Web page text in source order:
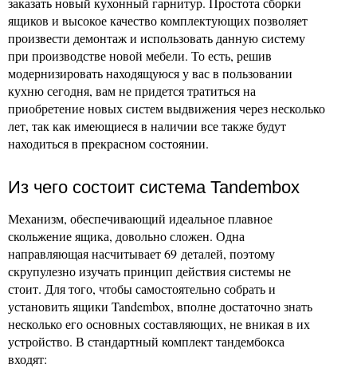
ящиков и высокое качество комплектующих позволяет
произвести демонтаж и использовать данную систему
при производстве новой мебели. То есть, решив
модернизировать находящуюся у вас в пользовании
кухню сегодня, вам не придется тратиться на
приобретение новых систем выдвижения через несколько
лет, так как имеющиеся в наличии все также будут
находиться в прекрасном состоянии.
Из чего состоит система Tandembox
Механизм, обеспечивающий идеальное плавное
скольжение ящика, довольно сложен. Одна
направляющая насчитывает 69 деталей, поэтому
скрупулезно изучать принцип действия системы не
стоит. Для того, чтобы самостоятельно собрать и
установить ящики Tandembox, вполне достаточно знать
несколько его основных составляющих, не вникая в их
устройство. В стандартный комплект тандембокса
входят: